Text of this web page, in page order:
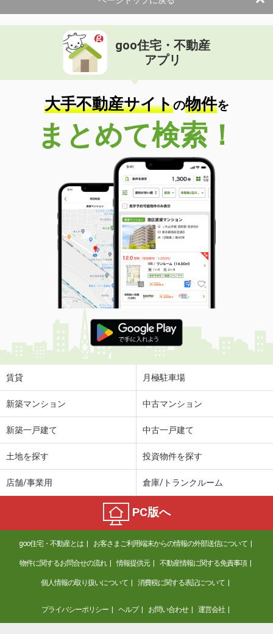
goo住宅・不動産
アプリ
大手不動産サイトの物件を
まとめて検索！
賃貸 月極駐車場
新築マンション 中古マンション
新築一戸建て 中古一戸建て
土地を探す 投資物件を探す
店舗/事業用 倉庫/トランクルーム
PC版へ
goo住宅・不動産とは お客さまご利用端末からの情報の外部送信について
物件に関するお問合せの流れ 情報提供元 不動産情報に関する免責事項
個人情報の取り扱いについて 消費税に関する表記について
プライバシーポリシー ヘルプ お問い合わせ 運営会社